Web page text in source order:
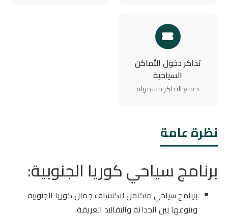
تذاكر دخول الأماكن
السياحية
جميع التذاكر مشمولة
نظرة عامة
برنامج سياحي كوريا الجنوبية:
برنامج سياحي متكامل لاكتشاف جمال كوريا الجنوبية
وتنوعها بين الحداثة والتقاليد العريقة.